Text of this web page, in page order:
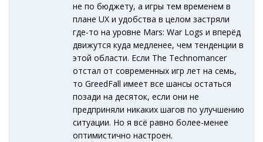
не по бюджету, а игры тем временем в
плане UX и удобства в целом застряли
где-то на уровне Mars: War Logs и вперёд
движутся куда медленее, чем тенденции в
этой области. Если The Technomancer
отстал от современных игр лет на семь,
то GreedFall имеет все шансы остаться
позади на десяток, если они не
предприняли никаких шагов по улучшению
ситуации. Но я всё равно более-менее
оптимистично настроен.